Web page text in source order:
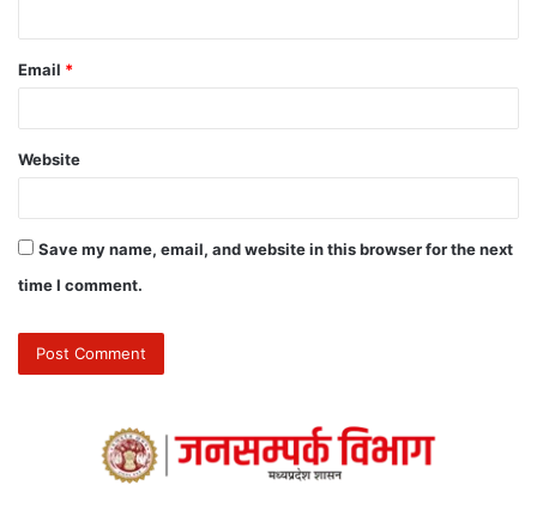
Email *
Website
Save my name, email, and website in this browser for the next
time I comment.